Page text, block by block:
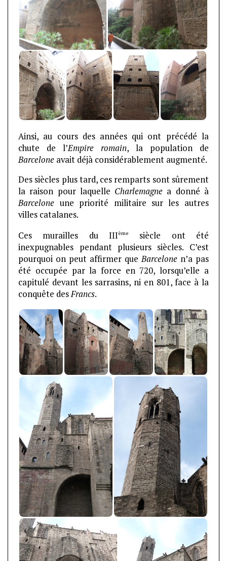
Ainsi, au cours des années qui ont précédé la
chute de l’Empire romain, la population de
Barcelone avait déjà considérablement augmenté.
Des siècles plus tard, ces remparts sont sûrement
la raison pour laquelle Charlemagne a donné à
Barcelone une priorité militaire sur les autres
villes catalanes.
Ces murailles du IIIème
siècle ont été
inexpugnables pendant plusieurs siècles. C’est
pourquoi on peut affirmer queBarcelonen’a pas
été occupée par la force en 720, lorsqu’elle a
capitulé devant les sarrasins, ni en 801, face à la
conquête desFrancs.